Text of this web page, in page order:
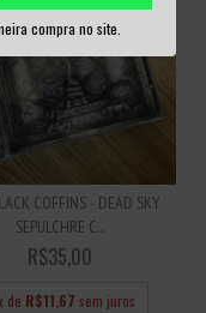
compra no site.
COFFINS - DEAD SKY
SEPULCHRE C...
R$35,00
de R$11,67 sem juros